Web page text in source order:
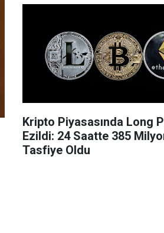
Kripto Piyasasında Long
Ezildi: 24 Saatte 385
Tasfiye Oldu